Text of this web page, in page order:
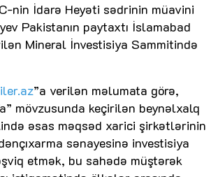
nin İdarə Heyəti sədrinin müavini
Pakistanın paytaxtı İslamabad
Mineral İnvestisiya Sammitində
”a verilən məlumata görə,
mövzusunda keçirilən beynəlxalq
əsas məqsəd xarici şirkətlərinin
sənayesinə investisiya
etmək, bu sahədə müştərək